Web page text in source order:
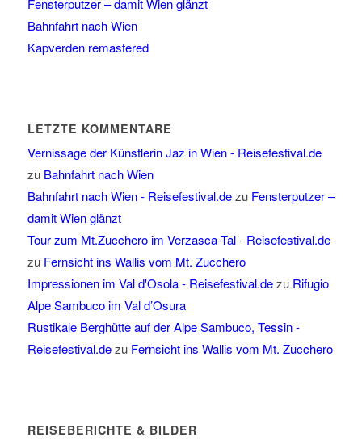
Fensterputzer – damit Wien glänzt
Bahnfahrt nach Wien
Kapverden remastered
LETZTE KOMMENTARE
Vernissage der Künstlerin Jaz in Wien - Reisefestival.de
zu Bahnfahrt nach Wien
Bahnfahrt nach Wien - Reisefestival.dezu Fensterputzer –
damit Wien glänzt
Tour zum Mt.Zucchero im Verzasca-Tal - Reisefestival.de
zu Fernsicht ins Wallis vom Mt. Zucchero
Impressionen im Val d'Osola - Reisefestival.dezu Rifugio
Alpe Sambuco im Val d’Osura
Rustikale Berghütte auf der Alpe Sambuco, Tessin -
Reisefestival.dezu Fernsicht ins Wallis vom Mt. Zucchero
REISEBERICHTE & BILDER